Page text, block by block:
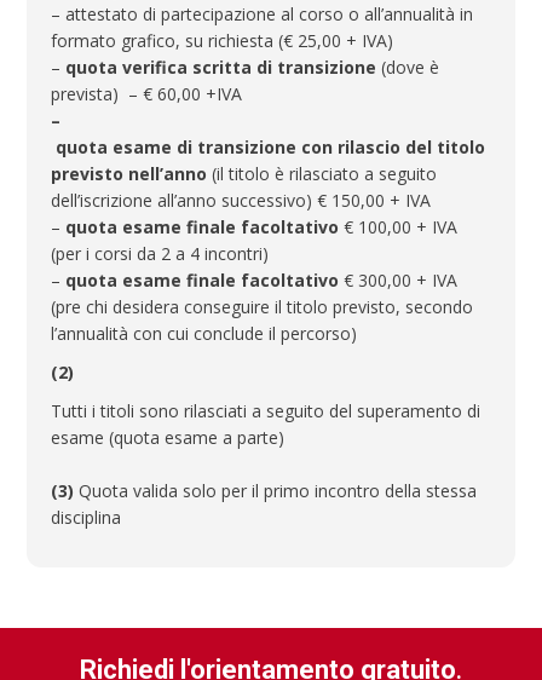
– attestato di partecipazione al corso o all’annualità in
formato grafico, su richiesta (€ 25,00 + IVA)
– quota verifica scritta di transizione (dove è
prevista) – € 60,00 +IVA
–
quota esame di transizione con rilascio del titolo
previsto nell’anno(il titolo è rilasciato a seguito
dell’iscrizione all’anno successivo) € 150,00 + IVA
– quota esame finale facoltativo € 100,00 + IVA
(per i corsi da 2 a 4 incontri)
– quota esame finale facoltativo € 300,00 + IVA
(pre chi desidera conseguire il titolo previsto, secondo
l’annualità con cui conclude il percorso)
(2)
Tutti i titoli sono rilasciati a seguito del superamento di
esame (quota esame a parte)
(3) Quota valida solo per il primo incontro della stessa
disciplina
Richiedi l'orientamento gratuito.